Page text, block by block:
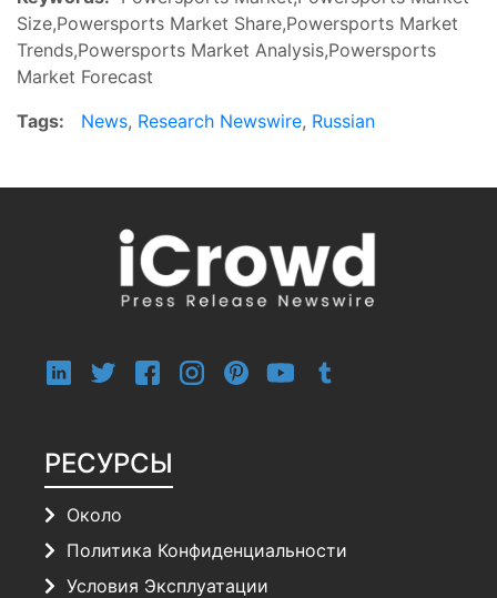
Size,Powersports Market Share,Powersports Market
Trends,Powersports Market Analysis,Powersports
Market Forecast
Tags:
News, Research Newswire, Russian
РЕСУРСЫ
Около
Политика Конфиденциальности
Условия Эксплуатации